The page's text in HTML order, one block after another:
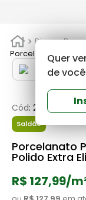
Quer
de
Pisos e
Porcelanato Polido
Cód:237647
Saldão
Porcelanato
Polido Extra
R$ 127,99/
TERMOS MAIS
2º
3º
porta
5º
telha
6º
argamassa
7º
tinta
8 º
cimento
9º
vaso